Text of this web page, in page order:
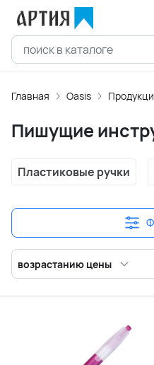
Главная Oasis
Пишущие
Пластиковые ручки
возрастанию цены